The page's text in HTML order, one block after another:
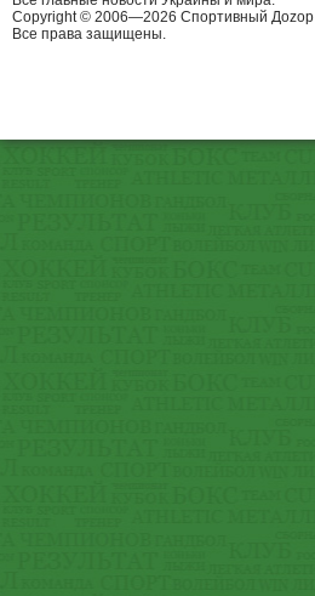
Copyright © 2006—2026 Спортивный Доzор
Все права защищены.